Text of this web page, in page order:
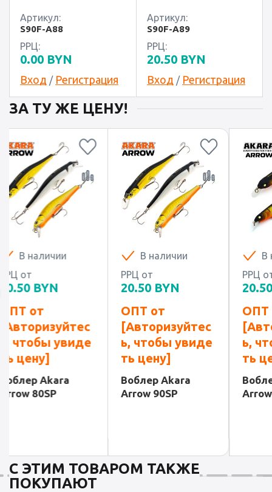
Артикул:
S90F-A88
РРЦ:
0.00 BYN
Вход / Регистрация
Артикул:
S90F-A89
РРЦ:
20.50 BYN
Вход / Регистрация
ЗА ТУ ЖЕ ЦЕНУ!
В наличии
РРЦ от
20.50BYN
ОПТ от
[Авторизуйтес
ь, чтобы увиде
ть цену]
Воблер Akara
Arrow 80SP
В наличии
РРЦ от
20.50 BYN
ОПТ от
[Авторизуйтес
ь, чтобы увиде
ть цену]
Воблер Akara
Arrow 90SP
В
РРЦ
20.50
ОПТ
ь,
ть
С ЭТИМ ТОВАРОМ ТАКЖЕ
ПОКУПАЮТ